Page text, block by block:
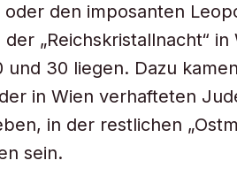
den imposanten
„Reichskristallnacht“
30 liegen. Dazu
in Wien verhafteten
in der restlichen
sein.